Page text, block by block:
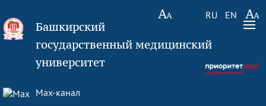
RU EN
Башкирский
государственный медицинский
университет
Max-канал